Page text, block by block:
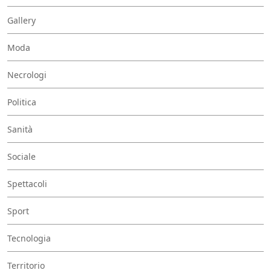
Gallery
Moda
Necrologi
Politica
Sanità
Sociale
Spettacoli
Sport
Tecnologia
Territorio